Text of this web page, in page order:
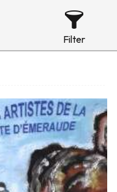
Filter